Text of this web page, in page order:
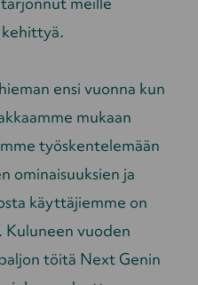
ensi vuonna kun
mukaan
työskentelemään
ominaisuuksien ja
käyttäjiemme on
vuoden
töitä Next Genin